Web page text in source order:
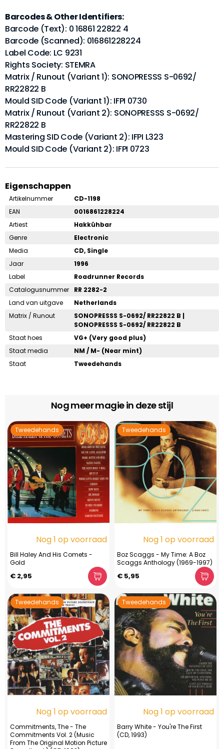
Barcodes & Other Identifiers:
Barcode (Text): 0 16861 22822 4
Barcode (Scanned): 016861228224
Label Code: LC 9231
Rights Society: STEMRA
Matrix / Runout (Variant 1): SONOPRESSS S-0692/
RR22822 B
Mould SID Code (Variant 1): IFPI 0730
Matrix / Runout (Variant 2): SONOPRESSS S-0692/
RR22822 B
Mastering SID Code (Variant 2): IFPI L323
Mould SID Code (Variant 2): IFPI 0723
Eigenschappen
Artikelnummer
CD-1198
EAN
0016861228224
Artiest
Hakkûhbar
Genre
Electronic
Media
CD, Single
Jaar
1996
Label
Roadrunner Records
Catalogusnummer
RR 2282-2
Land van uitgave
Netherlands
Matrix / Runout
SONOPRESSS S-0692/ RR22822 B |
SONOPRESSS S-0692/ RR22822 B
Staat hoes
VG+ (Very good plus)
Staat media
NM / M- (Near mint)
Staat
Tweedehands
Nog meer magie in deze stijl
Tweedehands
Nog 1 op voorraad
Bill Haley And His Comets -
Gold
€ 2,95
Tweedehands
Nog 1 op voorraad
Boz Scaggs - My Time: A Boz
Scaggs Anthology (1969-1997)
€ 5,95
Tweedehands
Nog 1 op voorraad
Commitments, The - The
Commitments Vol. 2 (Music
From The Original Motion Picture
Tweedehands
Nog 1 op voorraad
Barry White - You're The First
(CD, 1993)